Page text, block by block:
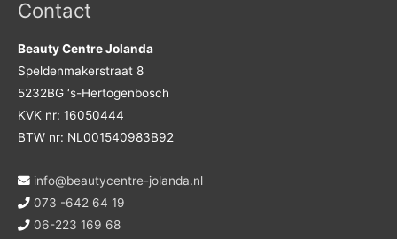
Contact
Beauty Centre Jolanda
Speldenmakerstraat 8
5232BG ‘s-Hertogenbosch
KVK nr: 16050444
BTW nr: NL001540983B92
info@beautycentre-jolanda.nl
073 -642 64 19
06-223 169 68